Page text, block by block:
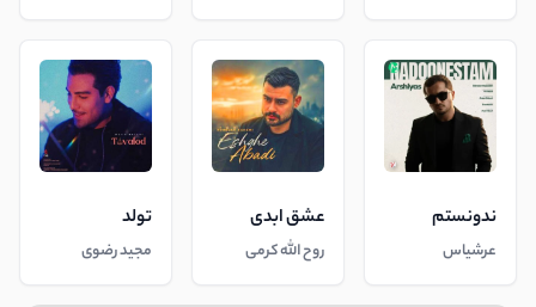
ندونستم
عرشیاس
عشق ابدی
روح الله کرمی
تولد
مجید رضوی